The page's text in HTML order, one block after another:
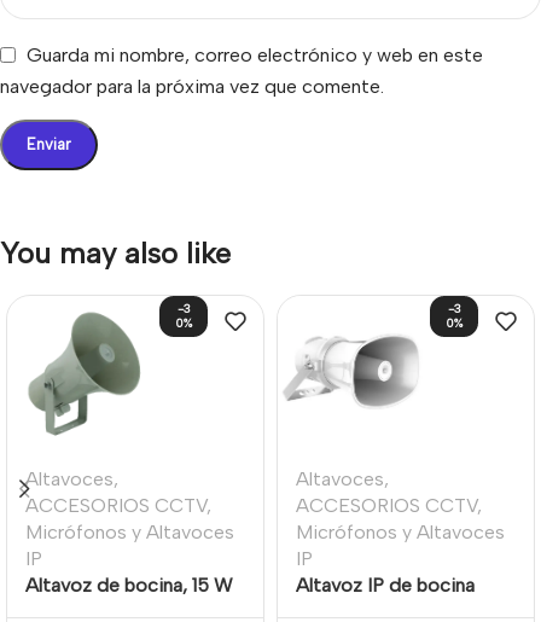
Guarda mi nombre, correo electrónico y web en este
navegador para la próxima vez que comente.
You may also like
-3
0%
Altavoces,
ACCESORIOS CCTV,
Micrófonos y Altavoces
IP
Altavoz de bocina, 15 W
de potencia, 100 V
-3
0%
Altavoces,
ACCESORIOS CCTV,
Micrófonos y Altavoces
IP
Altavoz IP de bocina
25W Sensibilidad 110dB